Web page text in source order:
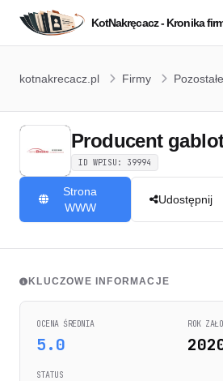
KotNakręcacz - Kronika
kotnakrecacz.pl Firmy Pozostałe
Producent
ID WPISU: 39994
Strona
WWW
Udostępnij
KLUCZOWE INFORMACJE
OCENA ŚREDNIA
5.0
ROK
STATUS